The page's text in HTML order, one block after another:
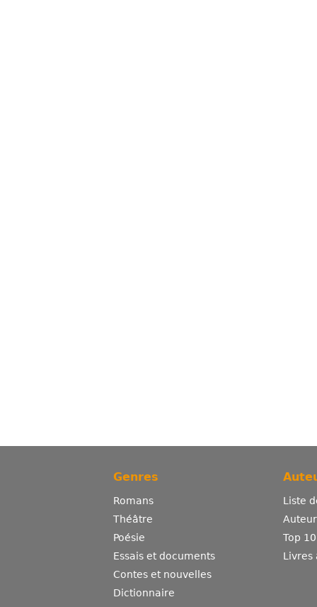
Genres
Romans
Théâtre
Poésie
Essais et documents
Contes et nouvelles
Dictionnaire
Liste
Top
Livres